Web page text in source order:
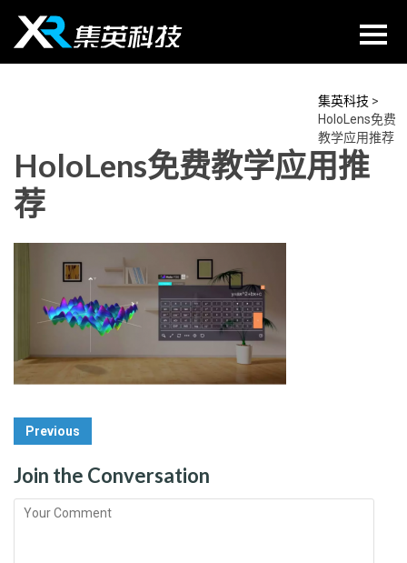
content
集英科技 >
HoloLens免费
教学应用推荐
HoloLens免费教学应用推
荐
Post
Navigation
Previous
Join the Conversation